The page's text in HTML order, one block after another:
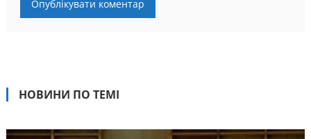
НОВИНИ ПО ТЕМІ